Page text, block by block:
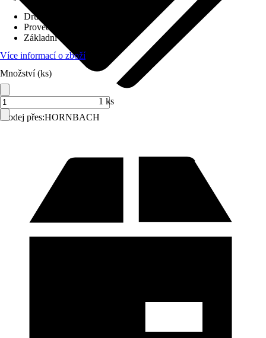
Prodej přes:HORNBACH
Druh výrobku
Provedení
Základní barva
Více informací o zboží
Množství (ks)
1 ks